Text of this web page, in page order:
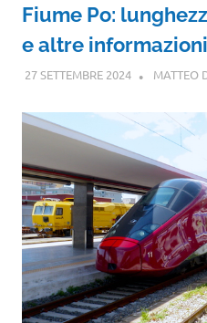
Fiume Po:
e altre informazioni
27 SETTEMBRE 2024 MATTEO